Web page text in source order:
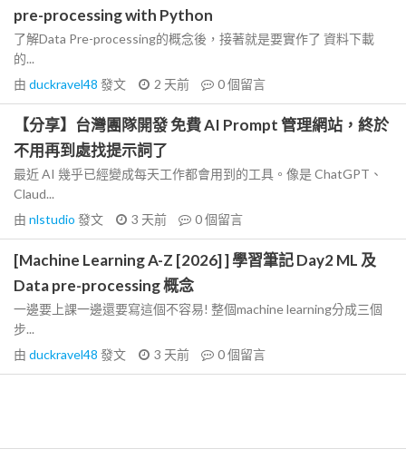
pre-processing with Python
了解Data Pre-processing的概念後，接著就是要實作了 資料下載
的...
由 duckravel48 發文 2 天前 0個留言
【分享】台灣團隊開發 免費 AI Prompt 管理網站，終於
不用再到處找提示詞了
最近 AI 幾乎已經變成每天工作都會用到的工具。像是 ChatGPT、
Claud...
由 nlstudio 發文 3 天前 0個留言
[Machine Learning A-Z [2026] ] 學習筆記 Day2 ML 及
Data pre-processing 概念
一邊要上課一邊還要寫這個不容易! 整個machine learning分成三個
步...
由 duckravel48 發文 3 天前 0個留言